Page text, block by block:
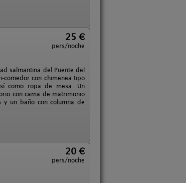
25 €
pers/noche
salmantina del Puente del
comedor con chimenea tipo
como ropa de mesa. Un
con cama de matrimonio
un baño con columna de
20 €
pers/noche